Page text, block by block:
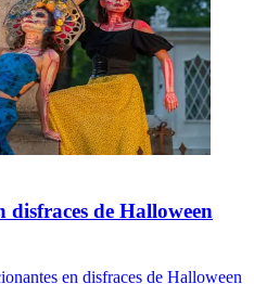
disfraces de Halloween
en disfraces de Halloween